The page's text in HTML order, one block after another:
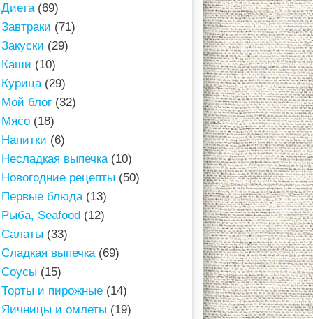
Диета(69)
Завтраки (71)
Закуски (29)
Каши (10)
Курица(29)
Мой блог (32)
Мясо (18)
Напитки (6)
Несладкая выпечка(10)
Новогодние рецепты (50)
Первые блюда(13)
Рыба, Seafood (12)
Салаты (33)
Сладкая выпечка(69)
Соусы (15)
Торты и пирожные (14)
Яичницы и омлеты (19)